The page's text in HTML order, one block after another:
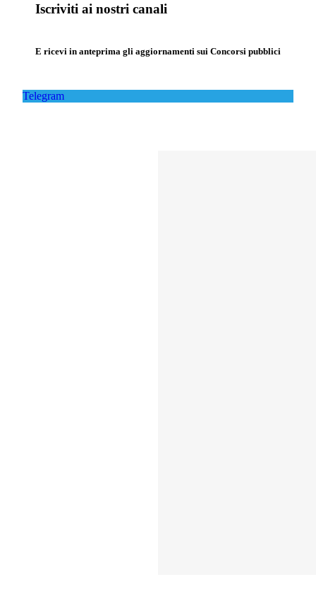
Iscriviti ai nostri canali
E ricevi in anteprima gli aggiornamenti sui Concorsi pubblici
Telegram